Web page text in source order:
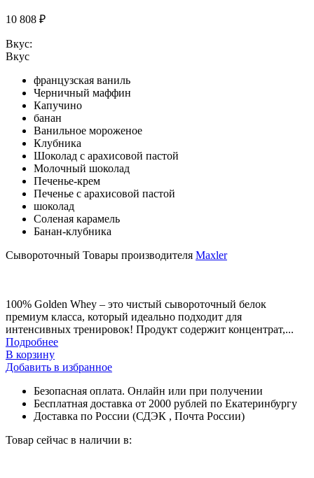
10 808 ₽
Вкус:
Вкус
французская ваниль
Черничный маффин
Капучино
банан
Ванильное мороженое
Клубника
Шоколад с арахисовой пастой
Молочный шоколад
Печенье-крем
Печенье с арахисовой пастой
шоколад
Соленая карамель
Банан-клубника
Сывороточный Товары производителя Maxler
100% Golden Whey – это чистый сывороточный белок
премиум класса, который идеально подходит для
интенсивных тренировок! Продукт содержит концентрат,...
Подробнее
В корзину
Добавить в избранное
Безопасная оплата. Онлайн или при получении
Бесплатная доставка от 2000 рублей по Екатеринбургу
Доставка по России (СДЭК , Почта России)
Товар сейчас в наличии в: